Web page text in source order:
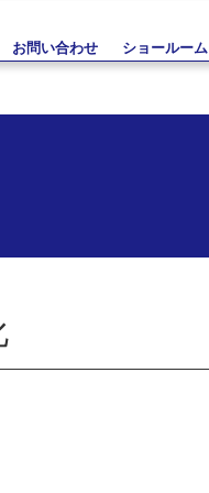
お問い合わせ ショールーム